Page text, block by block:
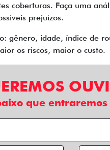
coberturas. Faça uma
prejuízos.
gênero, idade, índice de
os riscos, maior o custo.
que